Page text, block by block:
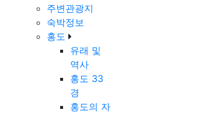
주변관광지
숙박정보
홍도
유래 및
역사
홍도 33
경
홍도의 자